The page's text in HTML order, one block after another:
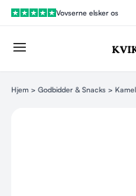
Vovserne elsker os
Hjem > Godbidder & Snacks > Kamel